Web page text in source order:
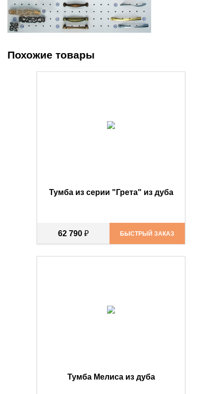
Похожие товары
Тумба из серии "Грета" из дуба
62 790 ₽ БЫСТРЫЙ ЗАКАЗ
Тумба Мелиса из дуба